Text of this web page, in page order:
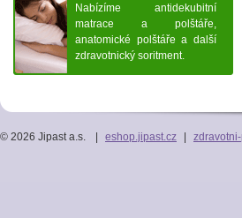
Nabízíme antidekubitní
matrace a polštáře,
anatomické polštáře a další
zdravotnický soritment.
eshop.jipast.cz
© 2026 Jipast a.s.